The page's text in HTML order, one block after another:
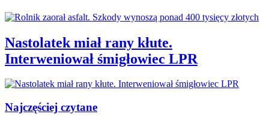
Nastolatek miał rany kłute.
Interweniował śmigłowiec LPR
Najczęściej czytane